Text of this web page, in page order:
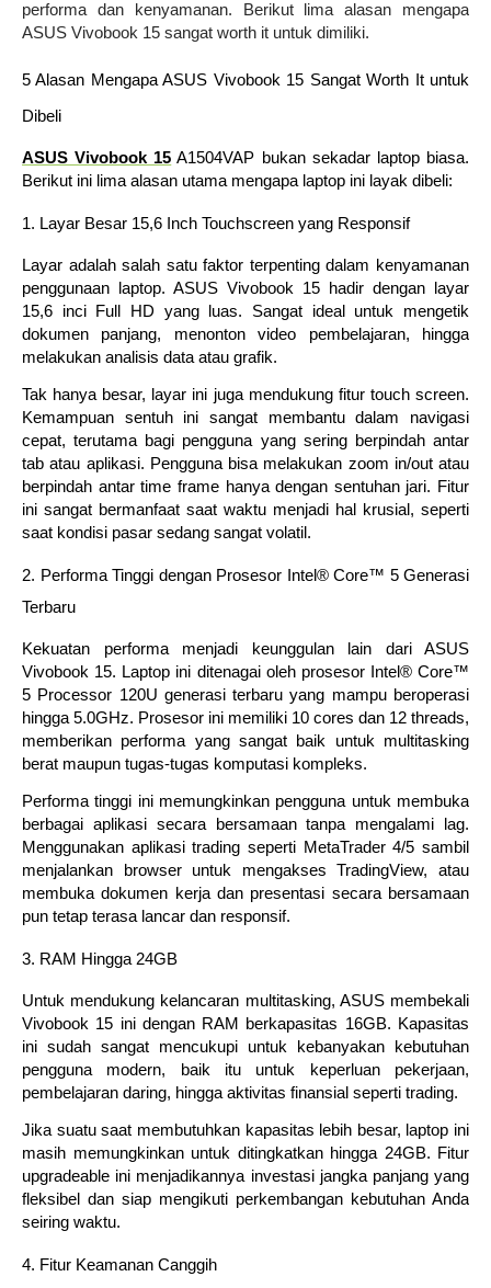
performa dan kenyamanan. Berikut lima alasan mengapa
ASUS Vivobook 15 sangat worth it untuk dimiliki.
5 Alasan Mengapa ASUS Vivobook 15 Sangat Worth It untuk
Dibeli
ASUS Vivobook 15 A1504VAP bukan sekadar laptop biasa.
Berikut ini lima alasan utama mengapa laptop ini layak dibeli:
1. Layar Besar 15,6 Inch Touchscreen yang Responsif
Layar adalah salah satu faktor terpenting dalam kenyamanan
penggunaan laptop. ASUS Vivobook 15 hadir dengan layar
15,6 inci Full HD yang luas. Sangat ideal untuk mengetik
dokumen panjang, menonton video pembelajaran, hingga
melakukan analisis data atau grafik.
Tak hanya besar, layar ini juga mendukung fitur touch screen.
Kemampuan sentuh ini sangat membantu dalam navigasi
cepat, terutama bagi pengguna yang sering berpindah antar
tab atau aplikasi. Pengguna bisa melakukan zoom in/out atau
berpindah antar time frame hanya dengan sentuhan jari. Fitur
ini sangat bermanfaat saat waktu menjadi hal krusial, seperti
saat kondisi pasar sedang sangat volatil.
2. Performa Tinggi dengan Prosesor Intel® Core™ 5 Generasi
Terbaru
Kekuatan performa menjadi keunggulan lain dari ASUS
Vivobook 15. Laptop ini ditenagai oleh prosesor Intel® Core™
5 Processor 120U generasi terbaru yang mampu beroperasi
hingga 5.0GHz. Prosesor ini memiliki 10 cores dan 12 threads,
memberikan performa yang sangat baik untuk multitasking
berat maupun tugas-tugas komputasi kompleks.
Performa tinggi ini memungkinkan pengguna untuk membuka
berbagai aplikasi secara bersamaan tanpa mengalami lag.
Menggunakan aplikasi trading seperti MetaTrader 4/5 sambil
menjalankan browser untuk mengakses TradingView, atau
membuka dokumen kerja dan presentasi secara bersamaan
pun tetap terasa lancar dan responsif.
3. RAM Hingga 24GB
Untuk mendukung kelancaran multitasking, ASUS membekali
Vivobook 15 ini dengan RAM berkapasitas 16GB. Kapasitas
ini sudah sangat mencukupi untuk kebanyakan kebutuhan
pengguna modern, baik itu untuk keperluan pekerjaan,
pembelajaran daring, hingga aktivitas finansial seperti trading.
Jika suatu saat membutuhkan kapasitas lebih besar, laptop ini
masih memungkinkan untuk ditingkatkan hingga 24GB. Fitur
upgradeable ini menjadikannya investasi jangka panjang yang
fleksibel dan siap mengikuti perkembangan kebutuhan Anda
seiring waktu.
4. Fitur Keamanan Canggih